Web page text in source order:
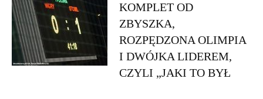
KOMPLET OD
ZBYSZKA,
ROZPĘDZONA OLIMPIA
I DWÓJKA LIDEREM,
CZYLI „JAKI TO BYŁ